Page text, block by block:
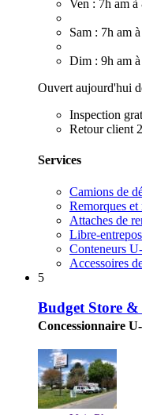
Ven : 7h am à
Sam : 7h am
Dim : 9h am
Ouvert aujourd'hui
Inspection
Retour client
Services
Camions de
Remorques et
Attaches de
Libre-
Conteneurs
Accessoires
5
Budget Store
Concessionnaire